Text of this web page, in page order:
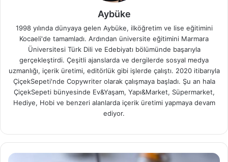
Aybüke
1998 yılında dünyaya gelen Aybüke, ilköğretim ve lise eğitimini
Kocaeli'de tamamladı. Ardından üniversite eğitimini Marmara
Üniversitesi Türk Dili ve Edebiyatı bölümünde başarıyla
gerçekleştirdi. Çeşitli ajanslarda ve dergilerde sosyal medya
uzmanlığı, içerik üretimi, editörlük gibi işlerde çalıştı. 2020 itibarıyla
ÇiçekSepeti'nde Copywriter olarak çalışmaya başladı. Şu an hala
ÇiçekSepeti bünyesinde Ev&Yaşam, Yapı&Market, Süpermarket,
Hediye, Hobi ve benzeri alanlarda içerik üretimi yapmaya devam
ediyor.
Şeftali